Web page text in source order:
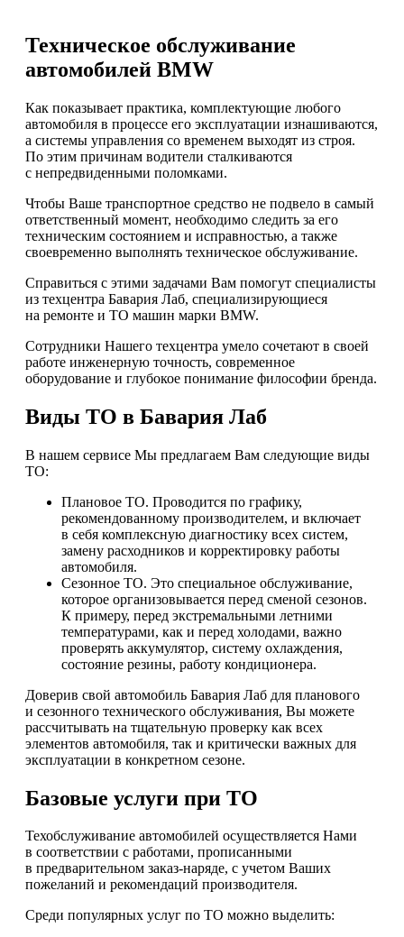
Техническое обслуживание
автомобилей BMW
Как показывает практика, комплектующие любого
автомобиля в процессе его эксплуатации изнашиваются,
а системы управления со временем выходят из строя.
По этим причинам водители сталкиваются
с непредвиденными поломками.
Чтобы Ваше транспортное средство не подвело в самый
ответственный момент, необходимо следить за его
техническим состоянием и исправностью, а также
своевременно выполнять техническое обслуживание.
Справиться с этими задачами Вам помогут специалисты
из техцентра Бавария Лаб, специализирующиеся
на ремонте и ТО машин марки BMW.
Сотрудники Нашего техцентра умело сочетают в своей
работе инженерную точность, современное
оборудование и глубокое понимание философии бренда.
Виды ТО в Бавария Лаб
В нашем сервисе Мы предлагаем Вам следующие виды
ТО:
Плановое ТО. Проводится по графику,
рекомендованному производителем, и включает
в себя комплексную диагностику всех систем,
замену расходников и корректировку работы
автомобиля.
Сезонное ТО. Это специальное обслуживание,
которое организовывается перед сменой сезонов.
К примеру, перед экстремальными летними
температурами, как и перед холодами, важно
проверять аккумулятор, систему охлаждения,
состояние резины, работу кондиционера.
Доверив свой автомобиль Бавария Лаб для планового
и сезонного технического обслуживания, Вы можете
рассчитывать на тщательную проверку как всех
элементов автомобиля, так и критически важных для
эксплуатации в конкретном сезоне.
Базовые услуги при ТО
Техобслуживание автомобилей осуществляется Нами
в соответствии с работами, прописанными
в предварительном заказ-наряде, с учетом Ваших
пожеланий и рекомендаций производителя.
Среди популярных услуг по ТО можно выделить: